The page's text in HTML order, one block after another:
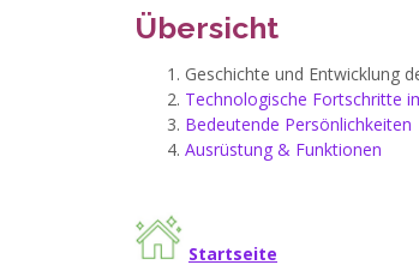
Übersicht
Geschichte und Entwicklung
Technologische Fortschritte
Bedeutende Persönlichkeiten
Ausrüstung & Funktionen
Startseite